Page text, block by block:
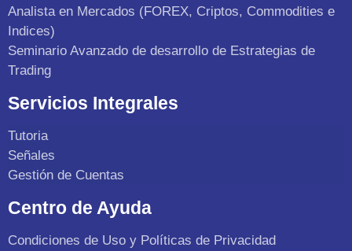
Analista en Mercados (FOREX, Criptos, Commodities e
Indices)
Seminario Avanzado de desarrollo de Estrategias de
Trading
Servicios Integrales
Tutoria
Señales
Gestión de Cuentas
Centro de Ayuda
Condiciones de Uso y Políticas de Privacidad